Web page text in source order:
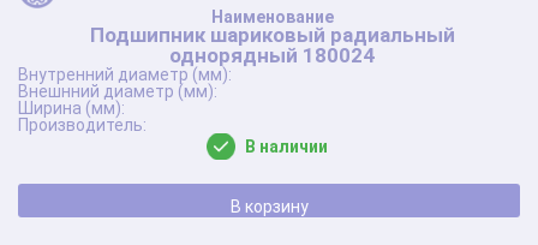
Подшипник шариковый радиальный
однорядный 180024
В наличии
В корзину